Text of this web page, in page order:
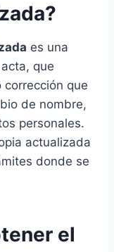
es una
que
corrección que
de nombre,
personales.
actualizada
donde se
el